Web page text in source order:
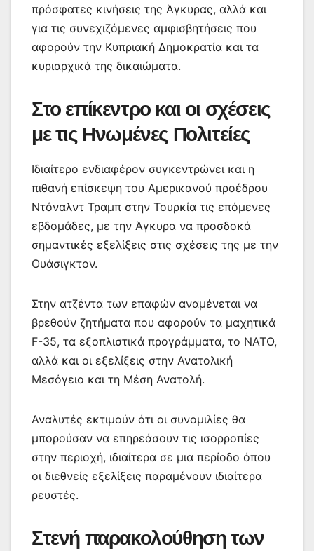
πρόσφατες κινήσεις της Άγκυρας, αλλά και
για τις συνεχιζόμενες αμφισβητήσεις που
αφορούν την Κυπριακή Δημοκρατία και τα
κυριαρχικά της δικαιώματα.
Στο επίκεντρο και οι σχέσεις
με τις Ηνωμένες Πολιτείες
Ιδιαίτερο ενδιαφέρον συγκεντρώνει και η
πιθανή επίσκεψη του Αμερικανού προέδρου
Ντόναλντ Τραμπ στην Τουρκία τις επόμενες
εβδομάδες, με την Άγκυρα να προσδοκά
σημαντικές εξελίξεις στις σχέσεις της με την
Ουάσιγκτον.
Στην ατζέντα των επαφών αναμένεται να
βρεθούν ζητήματα που αφορούν τα μαχητικά
F-35, τα εξοπλιστικά προγράμματα, το ΝΑΤΟ,
αλλά και οι εξελίξεις στην Ανατολική
Μεσόγειο και τη Μέση Ανατολή.
Αναλυτές εκτιμούν ότι οι συνομιλίες θα
μπορούσαν να επηρεάσουν τις ισορροπίες
στην περιοχή, ιδιαίτερα σε μια περίοδο όπου
οι διεθνείς εξελίξεις παραμένουν ιδιαίτερα
ρευστές.
Στενή παρακολούθηση των